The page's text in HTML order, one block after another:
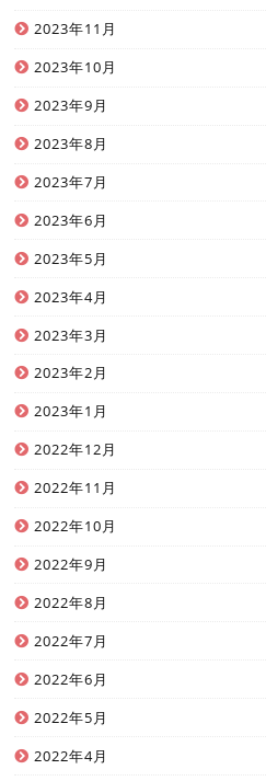
2023年11月
2023年10月
2023年9月
2023年8月
2023年7月
2023年6月
2023年5月
2023年4月
2023年3月
2023年2月
2023年1月
2022年12月
2022年11月
2022年10月
2022年9月
2022年8月
2022年7月
2022年6月
2022年5月
2022年4月